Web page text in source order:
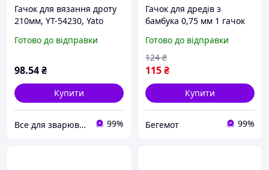
Гачок для вязання дроту
210мм, YT-54230, Yato
Готово до відправки
98.54₴
Купити
Все для зварювання 99%
Гачок для дредів з
бамбука 0,75 мм 1 гачок
Готово до відправки
115₴
124 ₴
Купити
Бегемот 99%